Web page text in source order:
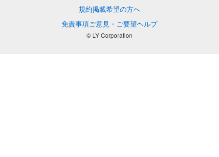
規約掲載希望の方へ
免責事項ご意見・ご要望ヘルプ
© LY Corporation